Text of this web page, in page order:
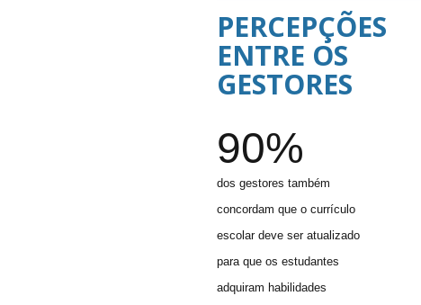
PERCEPÇÕES
ENTRE OS
GESTORES
90%
dos gestores também
concordam que o currículo
escolar deve ser atualizado
para que os estudantes
adquiram habilidades